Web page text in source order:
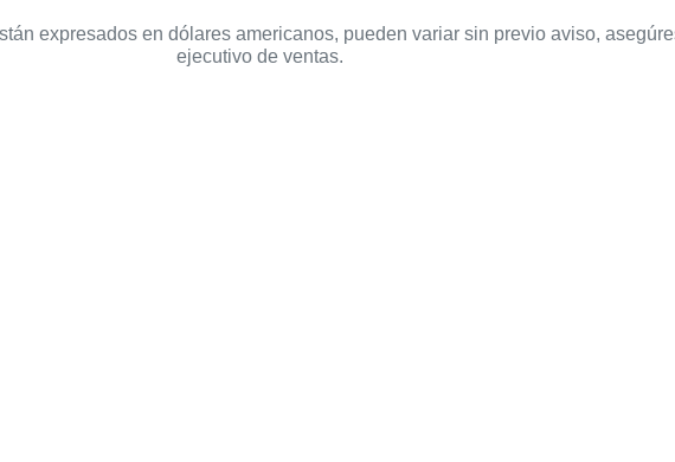
expresados en dólares americanos, pueden variar sin previo aviso,
ejecutivo de ventas.